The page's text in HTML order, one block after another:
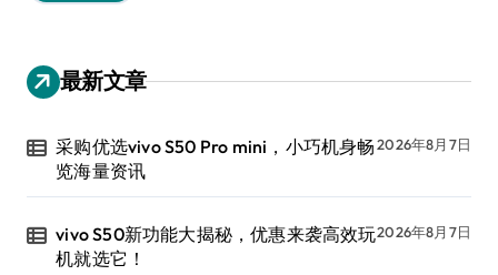
最新文章
采购优选vivo S50 Pro mini，小巧机身畅
览海量资讯
2026年8月7日
vivo S50新功能大揭秘，优惠来袭高效玩
机就选它！
2026年8月7日